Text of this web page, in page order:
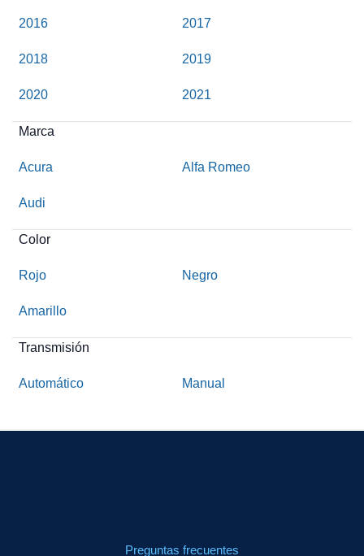
2016 2017
2018 2019
2020 2021
Marca
Acura Alfa Romeo
Audi
Color
Rojo Negro
Amarillo
Transmisión
Automático Manual
Preguntas frecuentes